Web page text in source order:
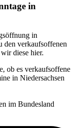
in
in
den verkaufsoffenen
diese hier.
ob es verkaufsoffene
in Niedersachsen
im Bundesland